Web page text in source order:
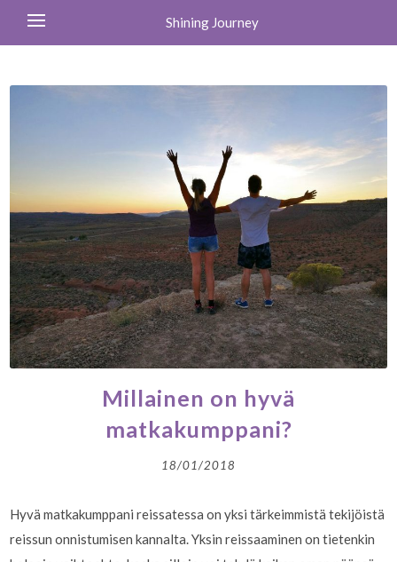
Shining Journey
Millainen on hyvä
matkakumppani?
18/01/2018
Hyvä matkakumppani reissatessa on yksi tärkeimmistä tekijöistä
reissun onnistumisen kannalta. Yksin reissaaminen on tietenkin